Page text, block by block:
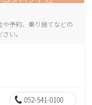
予約、乗り捨てなどの
い。
052-541-0100